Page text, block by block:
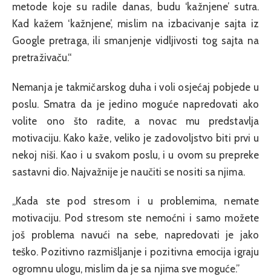
metode koje su radile danas, budu ‘kažnjene’ sutra.
Kad kažem ‘kažnjene’, mislim na izbacivanje sajta iz
Google pretraga, ili smanjenje vidljivosti tog sajta na
pretraživaču.“
Nemanja je takmičarskog duha i voli osjećaj pobjede u
poslu. Smatra da je jedino moguće napredovati ako
volite ono što radite, a novac mu predstavlja
motivaciju. Kako kaže, veliko je zadovoljstvo biti prvi u
nekoj niši. Kao i u svakom poslu, i u ovom su prepreke
sastavni dio. Najvažnije je naučiti se nositi sa njima.
„Kada ste pod stresom i u problemima, nemate
motivaciju. Pod stresom ste nemoćni i samo možete
još problema navući na sebe, napredovati je jako
teško. Pozitivno razmišljanje i pozitivna emocija igraju
ogromnu ulogu, mislim da je sa njima sve moguće.”